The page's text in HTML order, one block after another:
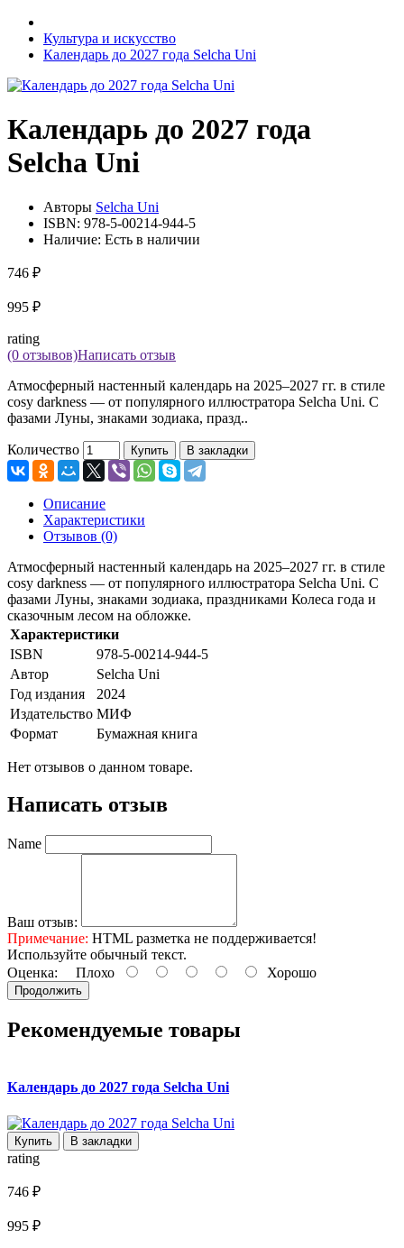
Культура и искусство
Календарь до 2027 года Selcha Uni
Календарь до 2027 года
Selcha Uni
Авторы Selcha Uni
ISBN: 978-5-00214-944-5
Наличие: Есть в наличии
746 ₽
995 ₽
rating
(0 отзывов)Написать отзыв
Атмосферный настенный календарь на 2025–2027 гг. в стиле
cosy darkness — от популярного иллюстратора Selcha Uni. С
фазами Луны, знаками зодиака, празд..
Количество Купить В закладки
Описание
Характеристики
Отзывов (0)
Атмосферный настенный календарь на 2025–2027 гг. в стиле
cosy darkness — от популярного иллюстратора Selcha Uni. С
фазами Луны, знаками зодиака, праздниками Колеса года и
сказочным лесом на обложке.
Характеристики
ISBN
978-5-00214-944-5
Автор
Selcha Uni
Год издания
2024
Издательство МИФ
Формат
Бумажная книга
Нет отзывов о данном товаре.
Написать отзыв
Name
Ваш отзыв:
Примечание: HTML разметка не поддерживается!
Используйте обычный текст.
Оценка: Плохо Хорошо
Продолжить
Рекомендуемые товары
Календарь до 2027 года Selcha Uni
Купить В закладки
rating
746 ₽
995 ₽